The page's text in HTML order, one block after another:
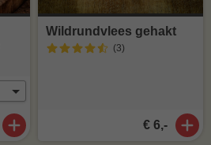
Wildrundvlees gehakt
(3)
€ 6,-